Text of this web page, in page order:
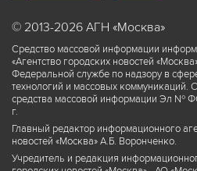
© 2013-2026 АГН «Москва»
Средство массовой информации
«Агентство городских новостей
Федеральной службе по надзору в
технологий и массовых коммуникаций.
средства массовой информации Эл №
г.
Главный редактор информационного
новостей «Москва» А.Б. Воронченко.
Учредитель и редакция